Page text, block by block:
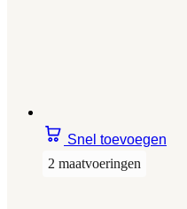
Snel toevoegen
2 maatvoeringen